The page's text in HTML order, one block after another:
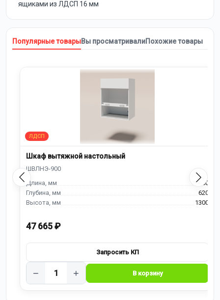
ящиками из ЛДСП 16 мм
Популярные товарыВы просматривалиПохожие товары
Шкаф вытяжной настольный
900
620
1300
47 665 ₽
− +